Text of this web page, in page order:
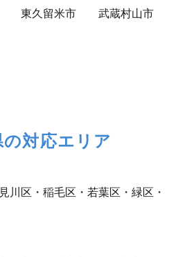
東久留米市 武蔵村山市
の対応エリア
川区・稲毛区・若葉区・緑区・